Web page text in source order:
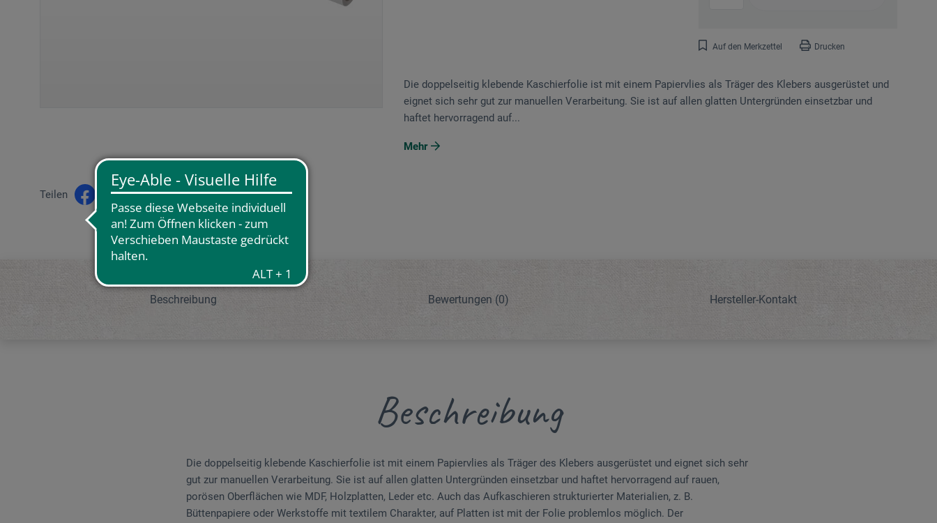
Auf den Merkzettel Drucken
Teilen
Die doppelseitig klebende Kaschierfolie ist mit einem Papiervlies als Träger des Klebers ausgerüstet und
eignet sich sehr gut zur manuellen Verarbeitung. Sie ist auf allen glatten Untergründen einsetzbar und
haftet hervorragend auf...
Mehr
Beschreibung Bewertungen (0) Hersteller-Kontakt
Beschreibung
Die doppelseitig klebende Kaschierfolie ist mit einem Papiervlies als Träger des Klebers ausgerüstet und eignet sich sehr
gut zur manuellen Verarbeitung. Sie ist auf allen glatten Untergründen einsetzbar und haftet hervorragend auf rauen,
porösen Oberflächen wie MDF, Holzplatten, Leder etc. Auch das Aufkaschieren strukturierter Materialien, z. B.
Büttenpapiere oder Werkstoffe mit textilem Charakter, auf Platten ist mit der Folie problemlos möglich. Der